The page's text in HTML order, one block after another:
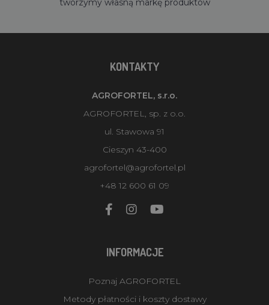
KONTAKTY
AGROFORTEL, s.r.o.
AGROFORTEL, sp. z o.o.
ul. Stawowa 91
Cieszyn 43-400
agrofortel@agrofortel.pl
+48 12 600 61 09
INFORMACJE
Poznaj AGROFORTEL
Metody płatności i koszty dostawy